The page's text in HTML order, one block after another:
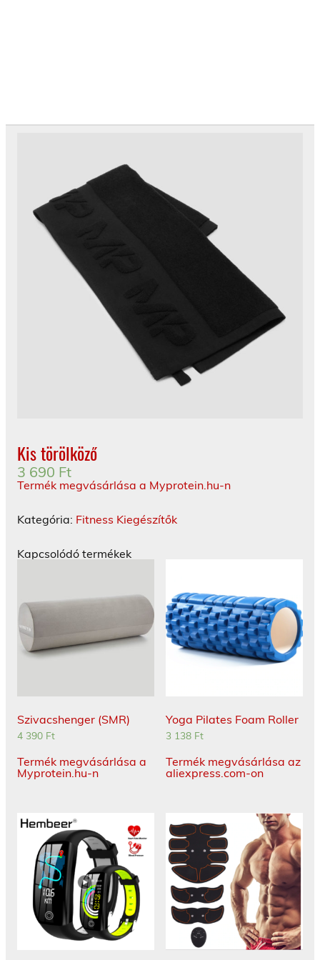
Kis törölköző
3 690 Ft
Termék megvásárlása a Myprotein.hu-n
Kategória: Fitness Kiegészítők
Kapcsolódó termékek
Szivacshenger (SMR)
4 390 Ft
Termék megvásárlása a
Myprotein.hu-n
Yoga Pilates Foam Roller
3 138 Ft
Termék megvásárlása az
aliexpress.com-on